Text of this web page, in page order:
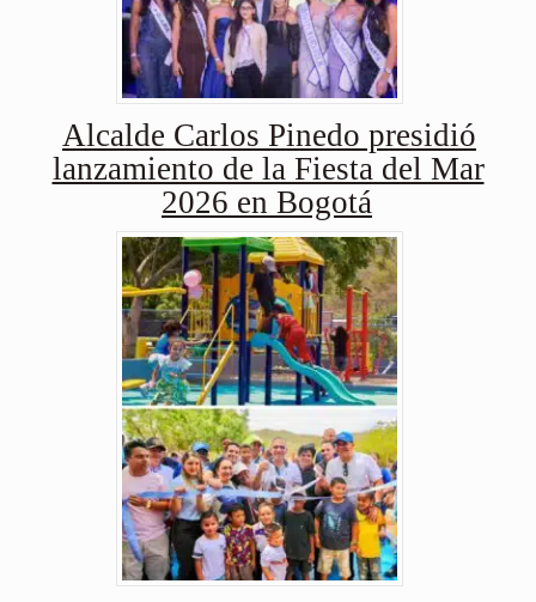
Alcalde Carlos Pinedo presidió
lanzamiento de la Fiesta del Mar
2026 en Bogotá